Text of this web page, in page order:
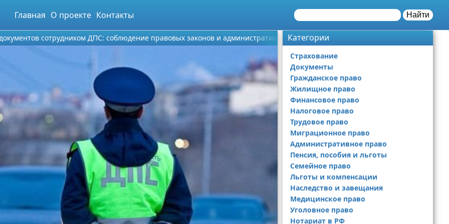
Главная О проекте Контакты Найти
сотрудником ДПС: соблюдение правовых законов и административных норм, советы и рекомендации юристов
Категории
Страхование
Документы
Гражданское право
Жилищное право
Финансовое право
Налоговое право
Трудовое право
Миграционное право
Административное право
Пенсия, пособия и льготы
Семейное право
Льготы и компенсации
Наследство и завещания
Медицинское право
Уголовное право
Нотариат в РФ